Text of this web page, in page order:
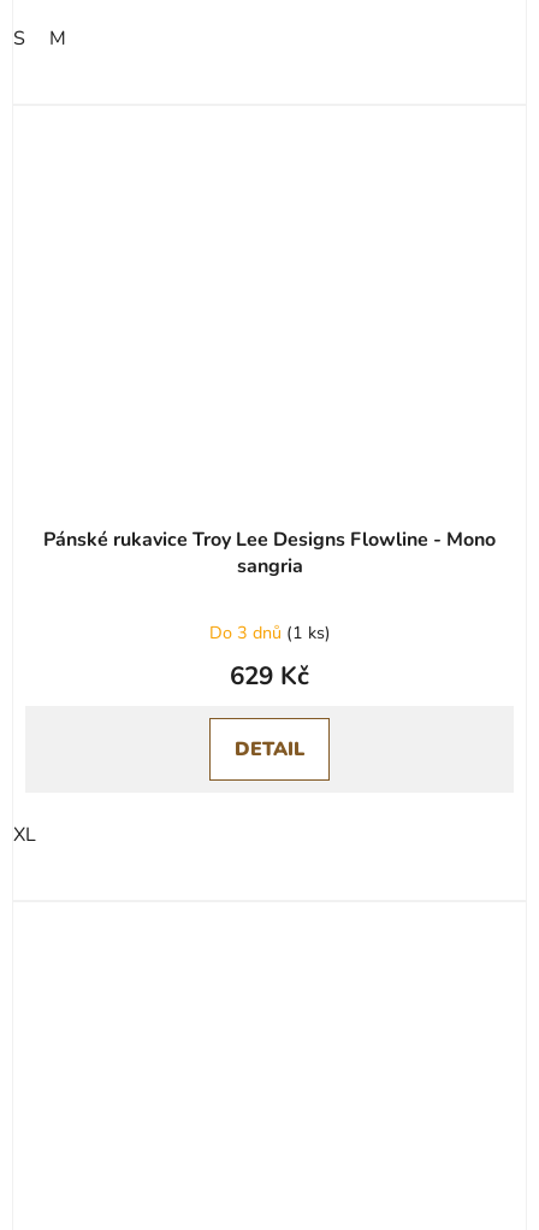
S M
Pánské rukavice Troy Lee Designs Flowline - Mono
sangria
Do 3 dnů (1 ks)
629 Kč
DETAIL
XL